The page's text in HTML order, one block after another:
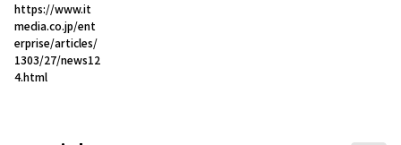
https://www.it
media.co.jp/ent
erprise/articles/
1303/27/news12
4.html